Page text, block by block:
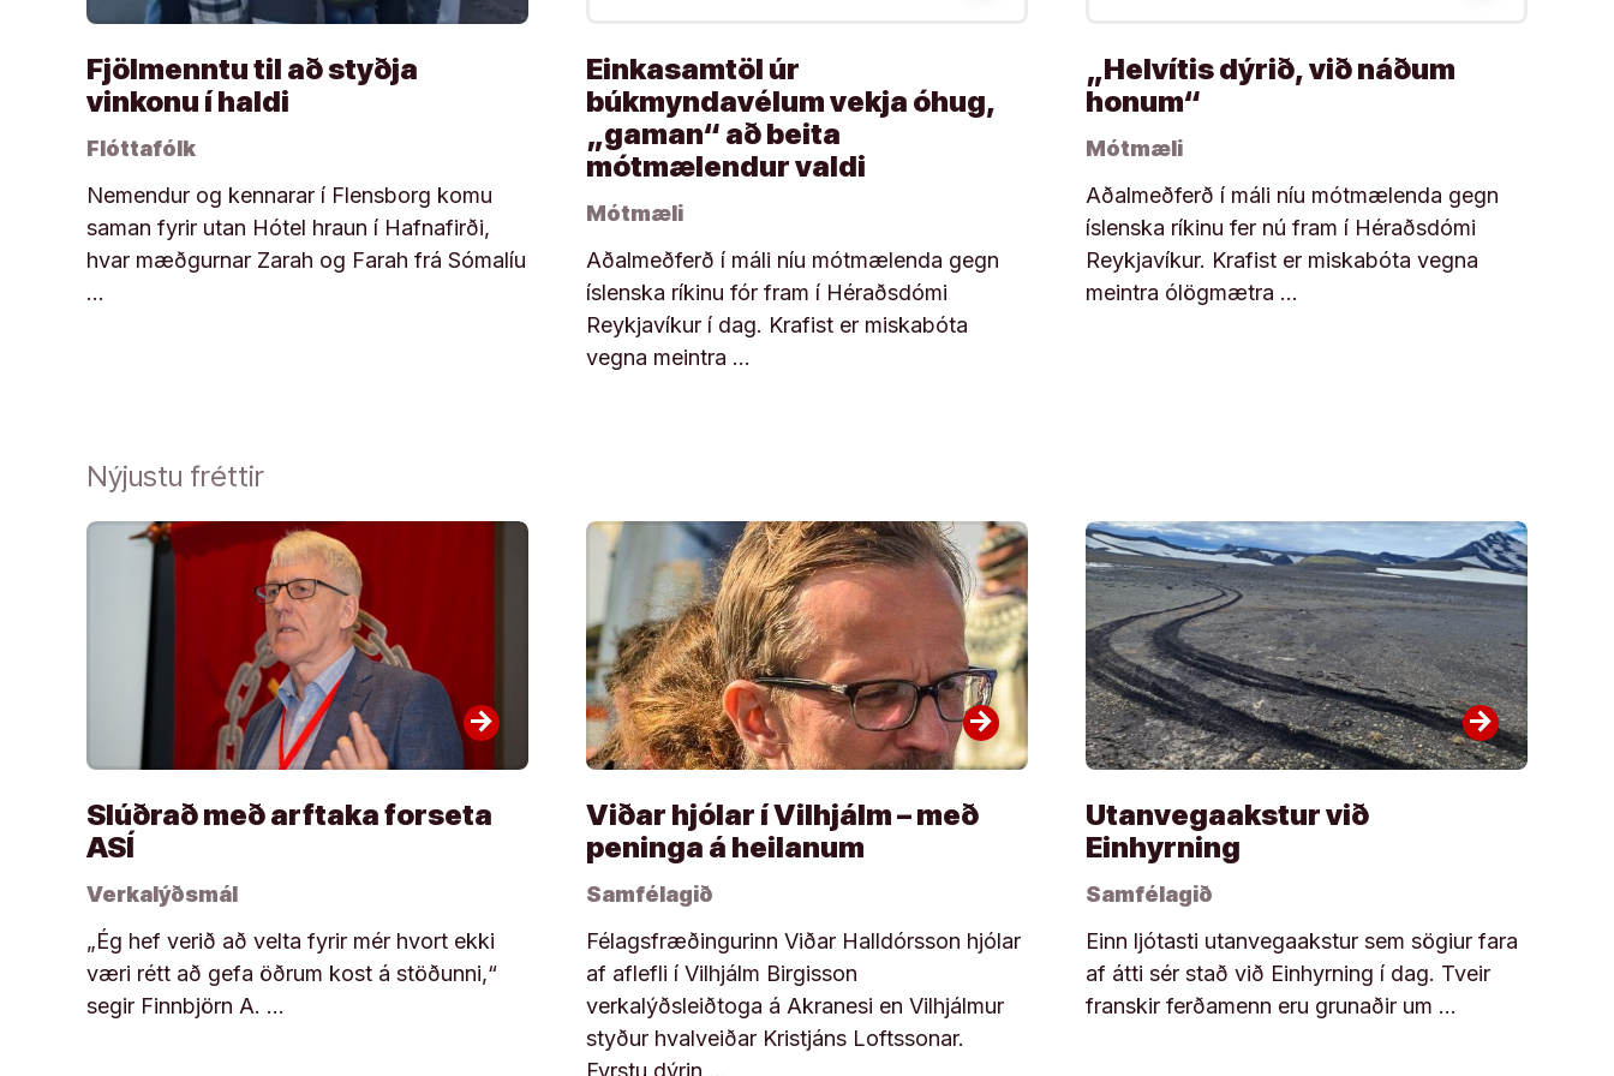
Fjölmenntu til að styðja
vinkonu í haldi
Flóttafólk
Nemendur og kennarar í Flensborg komu
saman fyrir utan Hótel hraun í Hafnafirði,
hvar mæðgurnar Zarah og Farah frá Sómalíu
…
Einkasamtöl úr
búkmyndavélum vekja óhug,
„gaman“ að beita
mótmælendur valdi
Mótmæli
Aðalmeðferð í máli níu mótmælenda gegn
íslenska ríkinu fór fram í Héraðsdómi
Reykjavíkur í dag. Krafist er miskabóta
vegna meintra …
„Helvítis dýrið, við náðum
honum“
Mótmæli
Aðalmeðferð í máli níu mótmælenda gegn
íslenska ríkinu fer nú fram í Héraðsdómi
Reykjavíkur. Krafist er miskabóta vegna
meintra ólögmætra …
Nýjustu fréttir
arrow_forward
Slúðrað með arftaka forseta
ASÍ
Verkalýðsmál
„Ég hef verið að velta fyrir mér hvort ekki
væri rétt að gefa öðrum kost á stöðunni,“
segir Finnbjörn A. …
arrow_forward
Viðar hjólar í Vilhjálm – með
peninga á heilanum
Samfélagið
Félagsfræðingurinn Viðar Halldórsson hjólar
af aflefli í Vilhjálm Birgisson
verkalýðsleiðtoga á Akranesi en Vilhjálmur
styður hvalveiðar Kristjáns Loftssonar.
Fyrstu dýrin …
arrow_forward
Utanvegaakstur við
Einhyrning
Samfélagið
Einn ljótasti utanvegaakstur sem sögiur fara
af átti sér stað við Einhyrning í dag. Tveir
franskir ferðamenn eru grunaðir um …